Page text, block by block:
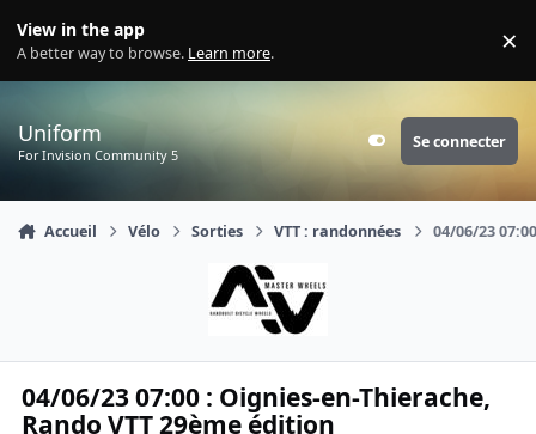
View in the app
A better way to browse. Learn more. ×
Uniform
For Invision Community 5 Customizer
Se connecter
Accueil Vélo Sorties VTT : randonnées 04/06/23
04/06/23 07:00 : Oignies-en-Thierache,
Rando VTT 29ème édition